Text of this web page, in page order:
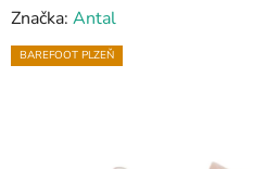
Značka: Antal
BAREFOOT PLZEŇ